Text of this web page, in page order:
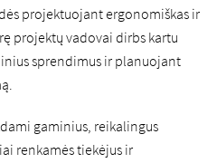
projektuojant ergonomiškas ir
projektų vadovai dirbs kartu
sprendimus ir planuojant
gaminius, reikalingus
renkamės tiekėjus ir